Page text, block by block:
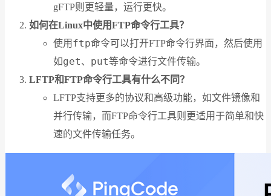
gFTP则更轻量，运行更快。
如何在Linux中使用FTP命令行工具？
使用 ftp命令可以打开FTP命令行界面，然后使用
如get、 put等命令进行文件传输。
LFTP和FTP命令行工具有什么不同？
LFTP支持更多的协议和高级功能，如文件镜像和
并行传输，而FTP命令行工具则更适用于简单和快
速的文件传输任务。